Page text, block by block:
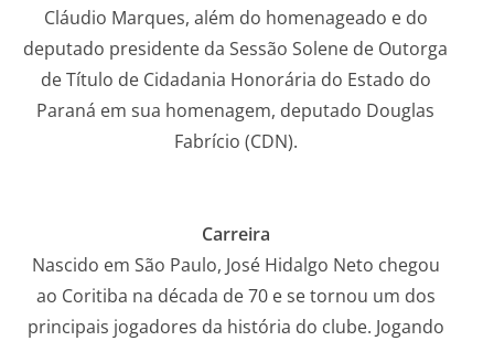
Cláudio Marques, além do homenageado e do
deputado presidente da Sessão Solene de Outorga
de Título de Cidadania Honorária do Estado do
Paraná em sua homenagem, deputado Douglas
Fabrício (CDN).
Carreira
Nascido em São Paulo, José Hidalgo Neto chegou
ao Coritiba na década de 70 e se tornou um dos
principais jogadores da história do clube. Jogando